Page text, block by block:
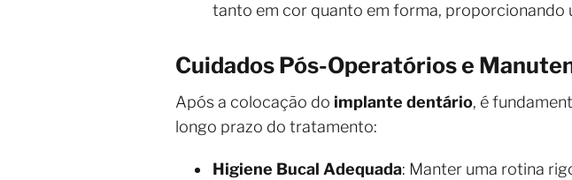
tanto em cor quanto em forma,
Cuidados Pós-Operatórios e
Após a colocação do implante dentário, é
longo prazo do tratamento:
Higiene Bucal Adequada: Manter uma rotina